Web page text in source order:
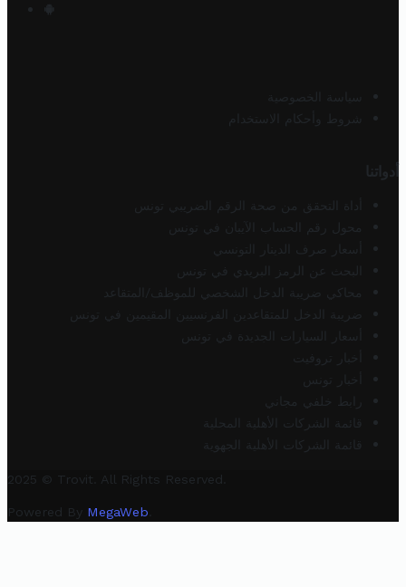
سياسة الخصوصية
شروط وأحكام الاستخدام
أدواتنا
أداة التحقق من صحة الرقم الضريبي تونس
محول رقم الحساب الآيبان في تونس
أسعار صرف الدينار التونسي
البحث عن الرمز البريدي في تونس
محاكي ضريبة الدخل الشخصي للموظف/المتقاعد
ضريبة الدخل للمتقاعدين الفرنسيين المقيمين في تونس
أسعار السيارات الجديدة في تونس
أخبار تروفيت
أخبار تونس
رابط خلفي مجاني
قائمة الشركات الأهلية المحلية
قائمة الشركات الأهلية الجهوية
2025 © Trovit. All Rights Reserved.
Powered By MegaWeb